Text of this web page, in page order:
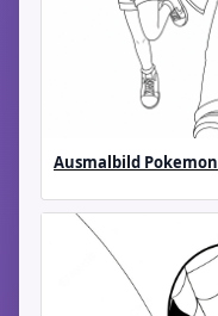
Ausmalbild Pokemon